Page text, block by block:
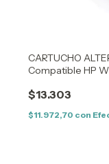
CARTUCHO
Compatible HP
$13.303
$11.972,70 con